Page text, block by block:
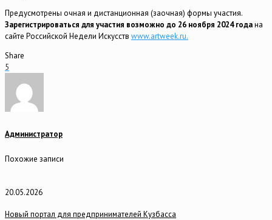
Предусмотрены очная и дистанционная (заочная) формы участия.
Зарегистрироваться для участия возможно до 26 ноября 2024 годана
сайте Российской Недели Искусств www.artweek.ru.
Share
5
Администратор
Похожие записи
20.05.2026
Новый портал для предпринимателей Кузбасса